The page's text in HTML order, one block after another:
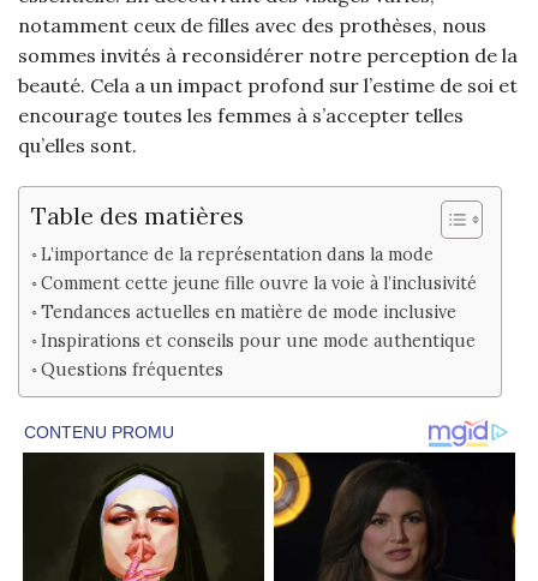
notamment ceux de filles avec des prothèses, nous
sommes invités à reconsidérer notre perception de la
beauté. Cela a un impact profond sur l’estime de soi et
encourage toutes les femmes à s’accepter telles
qu’elles sont.
Table des matières
L’importance de la représentation dans la mode
Comment cette jeune fille ouvre la voie à l’inclusivité
Tendances actuelles en matière de mode inclusive
Inspirations et conseils pour une mode authentique
Questions fréquentes